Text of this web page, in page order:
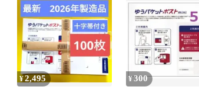
¥2,495 ¥300